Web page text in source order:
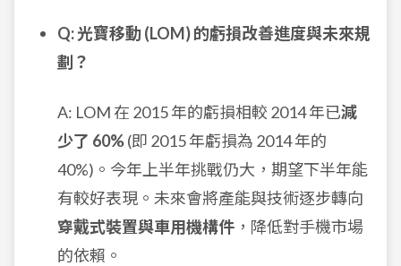
Q: 光寶移動 (LOM) 的虧損改善進度與未來規
劃？
A: LOM 在 2015 年的虧損相較 2014 年已減
少了 60%(即 2015 年虧損為 2014 年的
40%)。今年上半年挑戰仍大，期望下半年能
有較好表現。未來會將產能與技術逐步轉向
穿戴式裝置與車用機構件 ，降低對手機市場
的依賴。